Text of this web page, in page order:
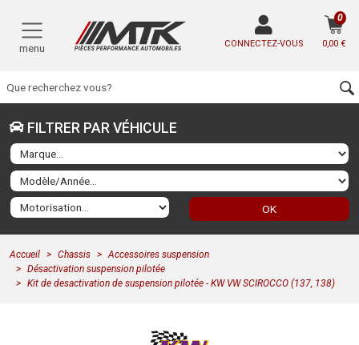
menu CONNECTEZ-VOUS 0,00 €
0
FILTRER PAR VÉHICULE
OK
Accueil Chassis
Accessoires suspension
Désactivation suspension pilotée
Kit de desactivation de suspension pilotée - KW VW SCIROCCO (137, 138)